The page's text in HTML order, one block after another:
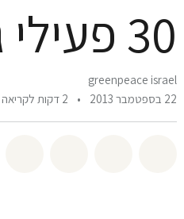
30 פעילי גרינפיס נעצרו בלב ים
greenpeace israel
22 בספטמבר 2013
• 2 דקות לקריאה